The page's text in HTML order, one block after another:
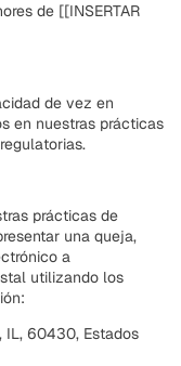
de [[INSERTAR
de vez en
en nuestras prácticas
prácticas de
una queja,
a
utilizando los
IL, 60430, Estados